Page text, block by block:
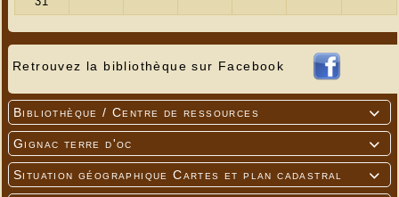
Retrouvez la bibliothèque sur Facebook

Bibliothèque / Centre de ressources

Gignac terre d'oc

Situation géographique Cartes et plan cadastral